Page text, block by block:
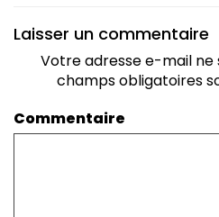
Laisser un commentaire
Votre adresse e-mail ne
champs obligatoires
Commentaire